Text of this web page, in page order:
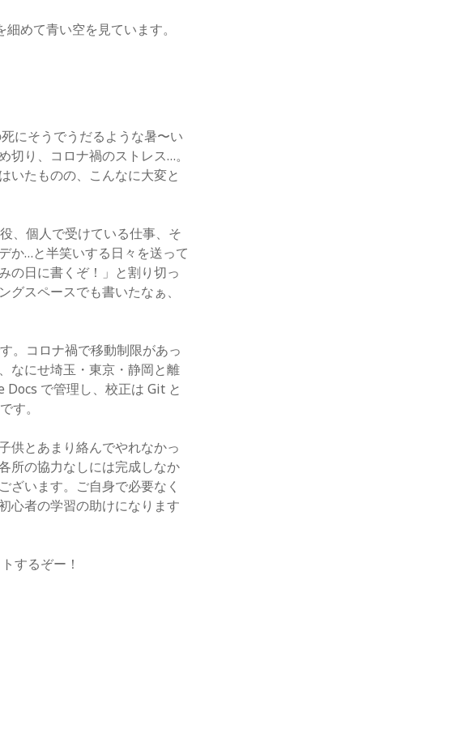
めて青い空を見ています。
にそうでうだるような暑〜い
り、コロナ禍のストレス…。
いたものの、こんなに大変と
、個人で受けている仕事、そ
か…と半笑いする日々を送って
の日に書くぞ！」と割り切っ
スペースでも書いたなぁ、
。コロナ禍で移動制限があっ
なにせ埼玉・東京・静岡と離
で管理し、校正は Git と
す。
供とあまり絡んでやれなかっ
所の協力なしには完成しなか
ざいます。ご自身で必要なく
心者の学習の助けになります
するぞー！